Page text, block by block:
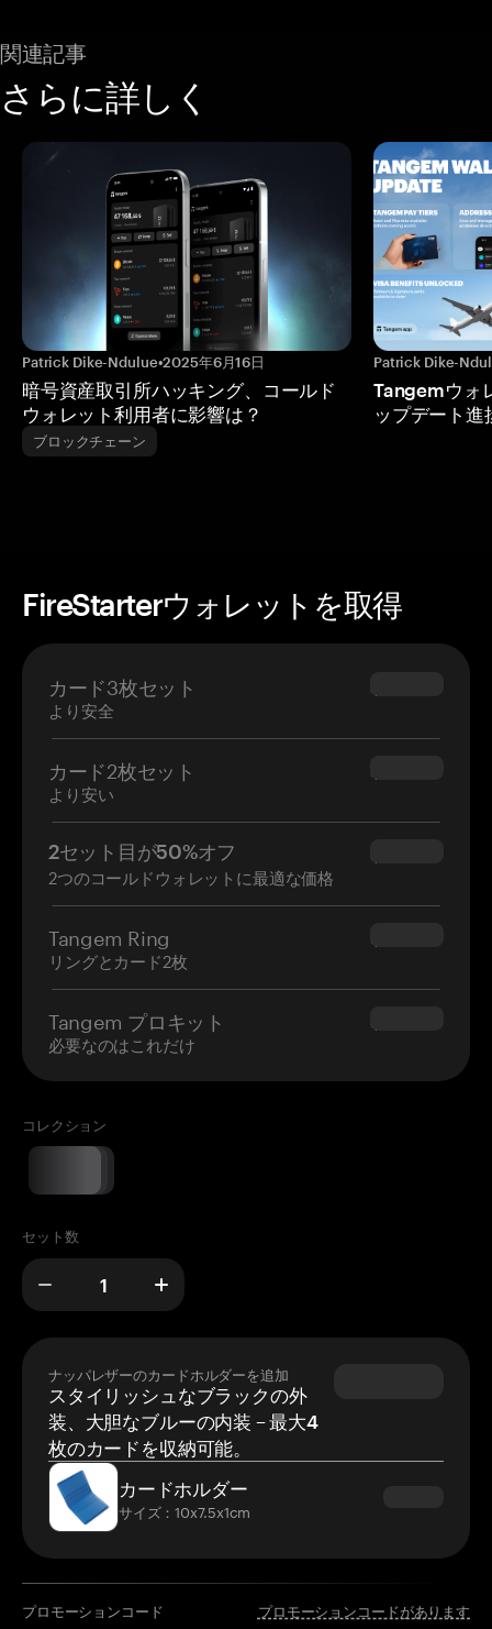
関連記事
さらに詳しく
Patrick Dike-Ndulue•2025年6月16日
暗号資産取引所ハッキング、コールド
ウォレット利用者に影響は？
ブロックチェーン
Patrick Dike-
Tangemウォ
ップデート進
FireStarterウォレットを取得
カード3枚セット
より安全
$69.90
カード2枚セット
より安い
$54.90
2セット目が50%オフ
2つのコールドウォレットに最適な価格
$34.95
Tangem Ring
リングとカード2枚
$160.00
Tangem プロキット
必要なのはこれだけ
$180.00
コレクション
セット数
ナッパレザーのカードホルダーを追加
スタイリッシュなブラックの外
装、大胆なブルーの内装 – 最大4
枚のカードを収納可能。
カードホルダー
サイズ：10x7.5x1cm
プロモーションコード プロモーションコードがあります